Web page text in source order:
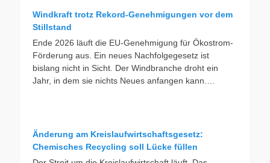
Windkraft trotz Rekord-Genehmigungen vor dem
Stillstand
Ende 2026 läuft die EU-Genehmigung für Ökostrom-
Förderung aus. Ein neues Nachfolgegesetz ist
bislang nicht in Sicht. Der Windbranche droht ein
Jahr, in dem sie nichts Neues anfangen kann.
schneller. Die Halbjahresbilanz der Branche bestätigt
dieses Muster: So viele Windräder wie nie zuvor
Änderung am Kreislaufwirtschaftsgesetz:
Chemisches Recycling soll Lücke füllen